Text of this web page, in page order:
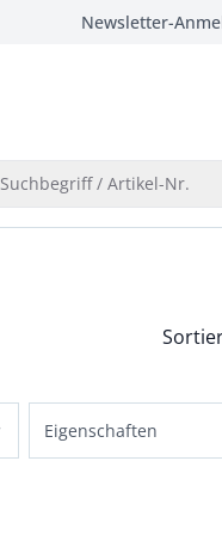
Newsletter-
Suchbegriff / Artikel-Nr.
Menü
Eigenschaften